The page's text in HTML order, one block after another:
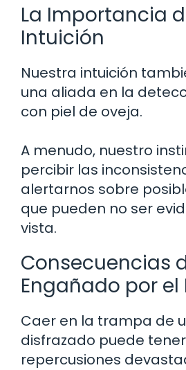
La Importancia
Intuición
Nuestra intuición
una aliada en la
con piel de oveja.
A menudo, nuestro
percibir las
alertarnos sobre
que pueden no ser
vista.
Consecuencias
Engañado por el
Caer en la trampa de
disfrazado puede tener
repercusiones